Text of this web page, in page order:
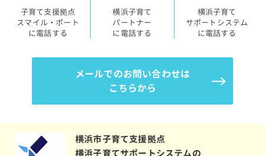
子育て支援拠点
スマイル・ポート
に電話する
横浜子育て
パートナー
に電話する
横浜子育て
サポートシステム
に電話する
メールでのお問い合わせは
こちらから
横浜市子育て支援拠点